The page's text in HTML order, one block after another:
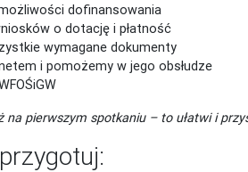
dofinansowania
o dotację i płatność
wymagane dokumenty
i pomożemy w jego obsłudze
pierwszym spotkaniu – to ułatwi i